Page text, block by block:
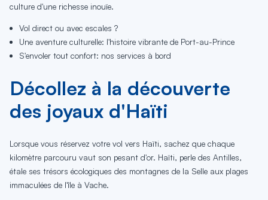
culture d'une richesse inouïe.
Vol direct ou avec escales ?
Une aventure culturelle: l'histoire vibrante de Port-au-Prince
S'envoler tout confort: nos services à bord
Décollez à la découverte
des joyaux d'Haïti
Lorsque vous réservez votre vol vers Haïti, sachez que chaque
kilomètre parcouru vaut son pesant d'or. Haïti, perle des Antilles,
étale ses trésors écologiques des montagnes de la Selle aux plages
immaculées de l'île à Vache.